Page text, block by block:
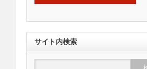
サイト内検索